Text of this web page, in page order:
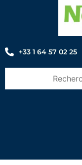
+33 1 64 57 02 25